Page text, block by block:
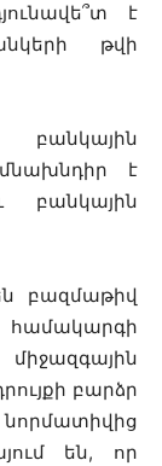
է
թվի
բանկային
է
բանկային
բազմաթիվ
համակարգի
բարձր
են, որ